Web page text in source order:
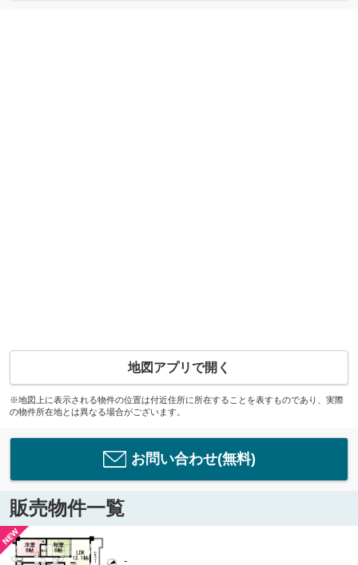
地図アプリで開く
※地図上に表示される物件の位置は付近住所に所在することを表すものであり、実際
の物件所在地とは異なる場合がございます。
お問い合わせ(無料)
販売物件一覧
-